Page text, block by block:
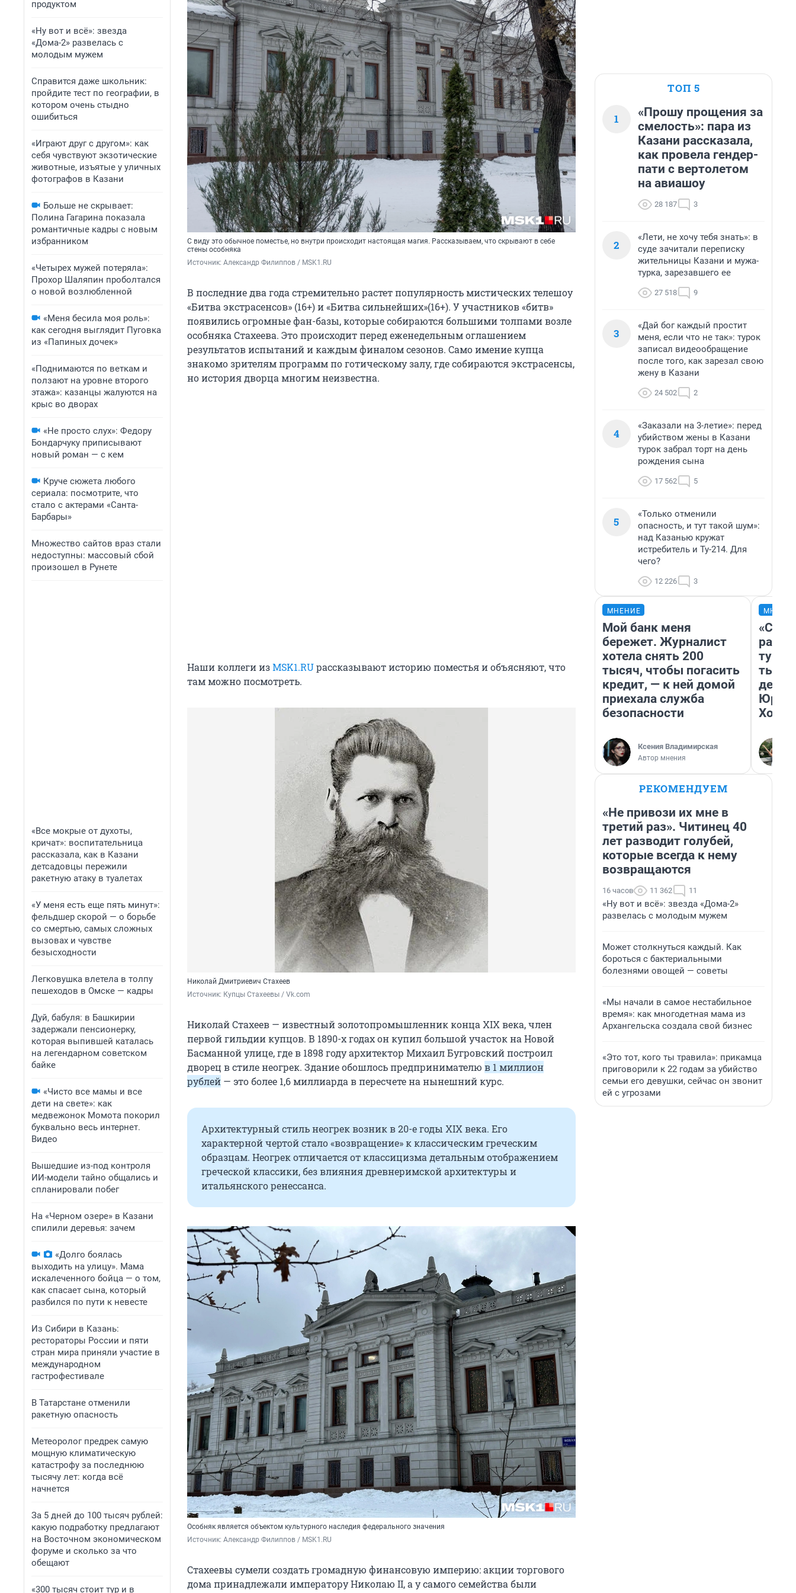
продуктом
«Ну вот и всё»: звезда
«Дома-2» развелась с
молодым мужем
Справится даже школьник:
пройдите тест по географии, в
котором очень стыдно
ошибиться
«Играют друг с другом»: как
себя чувствуют экзотические
животные, изъятые у уличных
фотографов в Казани
Больше не скрывает:
Полина Гагарина показала
романтичные кадры с новым
избранником
«Четырех мужей потеряла»:
Прохор Шаляпин проболтался
о новой возлюбленной
«Меня бесила моя роль»:
как сегодня выглядит Пуговка
из «Папиных дочек»
«Поднимаются по веткам и
ползают на уровне второго
этажа»: казанцы жалуются на
крыс во дворах
«Не просто слух»: Федору
Бондарчуку приписывают
новый роман — с кем
Круче сюжета любого
сериала: посмотрите, что
стало с актерами «Санта-
Барбары»
Множество сайтов враз стали
недоступны: массовый сбой
произошел в Рунете
«Все мокрые от духоты,
кричат»: воспитательница
рассказала, как в Казани
детсадовцы пережили
ракетную атаку в туалетах
«У меня есть еще пять минут»:
фельдшер скорой — о борьбе
со смертью, самых сложных
вызовах и чувстве
безысходности
Легковушка влетела в толпу
пешеходов в Омске — кадры
Дуй, бабуля: в Башкирии
задержали пенсионерку,
которая выпившей каталась
на легендарном советском
байке
«Чисто все мамы и все
дети на свете»: как
медвежонок Момота покорил
буквально весь интернет.
Видео
Вышедшие из-под контроля
ИИ-модели тайно общались и
спланировали побег
На «Черном озере» в Казани
спилили деревья: зачем
«Долго боялась
выходить на улицу». Мама
искалеченного бойца — о том,
как спасает сына, который
разбился по пути к невесте
Из Сибири в Казань:
рестораторы России и пяти
стран мира приняли участие в
международном
гастрофестивале
В Татарстане отменили
ракетную опасность
Метеоролог предрек самую
мощную климатическую
катастрофу за последнюю
тысячу лет: когда всё
начнется
За 5 дней до 100 тысяч рублей:
какую подработку предлагают
на Восточном экономическом
форуме и сколько за что
обещают
«300 тысяч стоит тур и в
С виду это обычное поместье, но внутри происходит настоящая магия. Рассказываем, что скрывают в себе
стены особняка
Источник: Александр Филиппов / MSK1.RU
В последние два года стремительно растет популярность мистических телешоу
«Битва экстрасенсов» (16+) и «Битва сильнейших»(16+). У участников «битв»
появились огромные фан-базы, которые собираются большими толпами возле
особняка Стахеева. Это происходит перед еженедельным оглашением
результатов испытаний и каждым финалом сезонов. Само имение купца
знакомо зрителям программ по готическому залу, где собираются экстрасенсы,
но история дворца многим неизвестна.
Наши коллеги изMSK1.RUрассказывают историю поместья и объясняют, что
там можно посмотреть.
Николай Дмитриевич Стахеев
Источник: Купцы Стахеевы / Vk.com
Николай Стахеев — известный золотопромышленник конца XIX века, член
первой гильдии купцов. В 1890-х годах он купил большой участок на Новой
Басманной улице, где в 1898 году архитектор Михаил Бугровский построил
дворец в стиле неогрек. Здание обошлось предпринимателю в 1 миллион
рублей — это более 1,6 миллиарда в пересчете на нынешний курс.
Архитектурный стиль неогрек возник в 20-е годы XIX века. Его
характерной чертой стало «возвращение» к классическим греческим
образцам. Неогрек отличается от классицизма детальным отображением
греческой классики, без влияния древнеримской архитектуры и
итальянского ренессанса.
Особняк является объектом культурного наследия федерального значения
Источник: Александр Филиппов / MSK1.RU
Стахеевы сумели создать громадную финансовую империю: акции торгового
дома принадлежали императору Николаю II, а у самого семейства были
ТОП 5
1
«Прошу прощения за
смелость»: пара из
Казани рассказала,
как провела гендер-
пати с вертолетом
на авиашоу
28 187 3
2
«Лети, не хочу тебя знать»: в
суде зачитали переписку
жительницы Казани и мужа-
турка, зарезавшего ее
27 518 9
3
«Дай бог каждый простит
меня, если что не так»: турок
записал видеообращение
после того, как зарезал свою
жену в Казани
24 502 2
4
«Заказали на 3-летие»: перед
убийством жены в Казани
турок забрал торт на день
рождения сына
17 562 5
5
«Только отменили
опасность, и тут такой шум»:
над Казанью кружат
истребитель и Ту-214. Для
чего?
12 226 3
МНЕНИЕ
Мой банк меня
бережет. Журналист
хотела снять 200
тысяч, чтобы погасить
кредит, — к ней домой
приехала служба
безопасности
Ксения Владимирская
Автор мнения
день
РЕКОМЕНДУЕМ
«Не привози их мне в
третий раз». Читинец 40
лет разводит голубей,
которые всегда к нему
возвращаются
16 часов 11 362 11
«Ну вот и всё»: звезда «Дома-2»
развелась с молодым мужем
Может столкнуться каждый. Как
бороться с бактериальными
болезнями овощей — советы
«Мы начали в самое нестабильное
время»: как многодетная мама из
Архангельска создала свой бизнес
«Это тот, кого ты травила»: прикамца
приговорили к 22 годам за убийство
семьи его девушки, сейчас он звонит
ей с угрозами